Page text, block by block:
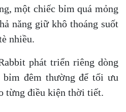
một chiếc bỉm quá mỏng
năng giữ khô thoáng suốt
nhiều.
phát triển riêng dòng
bỉm đêm thường để tối ưu
từng điều kiện thời tiết.